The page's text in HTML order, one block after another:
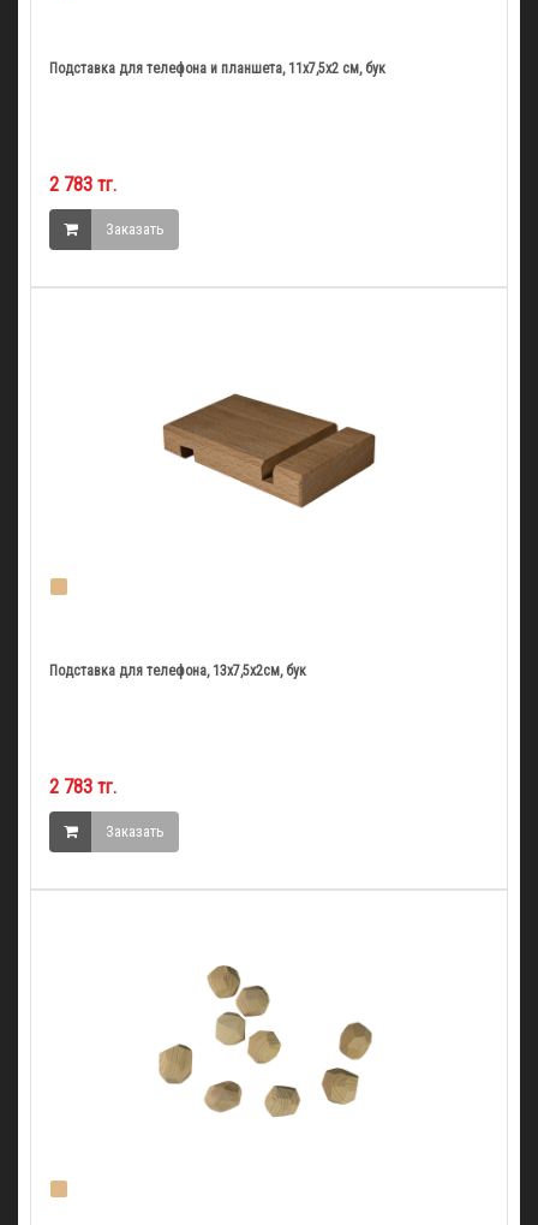
Подставка для телефона и планшета, 11х7,5х2 см, бук
2 783 тг.
Заказать
Подставка для телефона, 13х7,5х2см, бук
2 783 тг.
Заказать